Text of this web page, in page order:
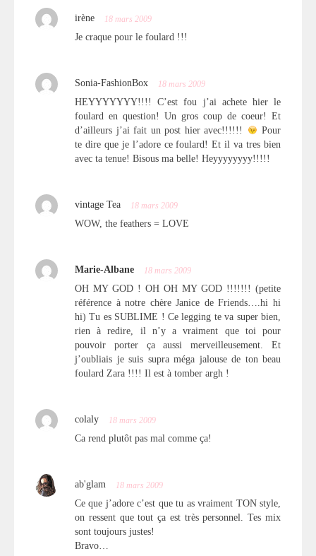
irène 18 mars 2009
Je craque pour le foulard !!!
Sonia-FashionBox 18 mars 2009
HEYYYYYYY!!!! C’est fou j’ai achete hier le
foulard en question! Un gros coup de coeur! Et
d’ailleurs j’ai fait un post hier avec!!!!!!
Pour
te dire que je l’adore ce foulard! Et il va tres bien
avec ta tenue! Bisous ma belle! Heyyyyyyyy!!!!!
vintage Tea 18 mars 2009
WOW, the feathers = LOVE
Marie-Albane 18 mars 2009
OH MY GOD ! OH OH MY GOD !!!!!!! (petite
référence à notre chère Janice de Friends….hi hi
hi) Tu es SUBLIME ! Ce legging te va super bien,
rien à redire, il n’y a vraiment que toi pour
pouvoir porter ça aussi merveilleusement. Et
j’oubliais je suis supra méga jalouse de ton beau
foulard Zara !!!! Il est à tomber argh !
colaly 18 mars 2009
Ca rend plutôt pas mal comme ça!
ab'glam 18 mars 2009
Ce que j’adore c’est que tu as vraiment TON style,
on ressent que tout ça est très personnel. Tes mix
sont toujours justes!
Bravo…